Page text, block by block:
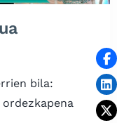
bila: